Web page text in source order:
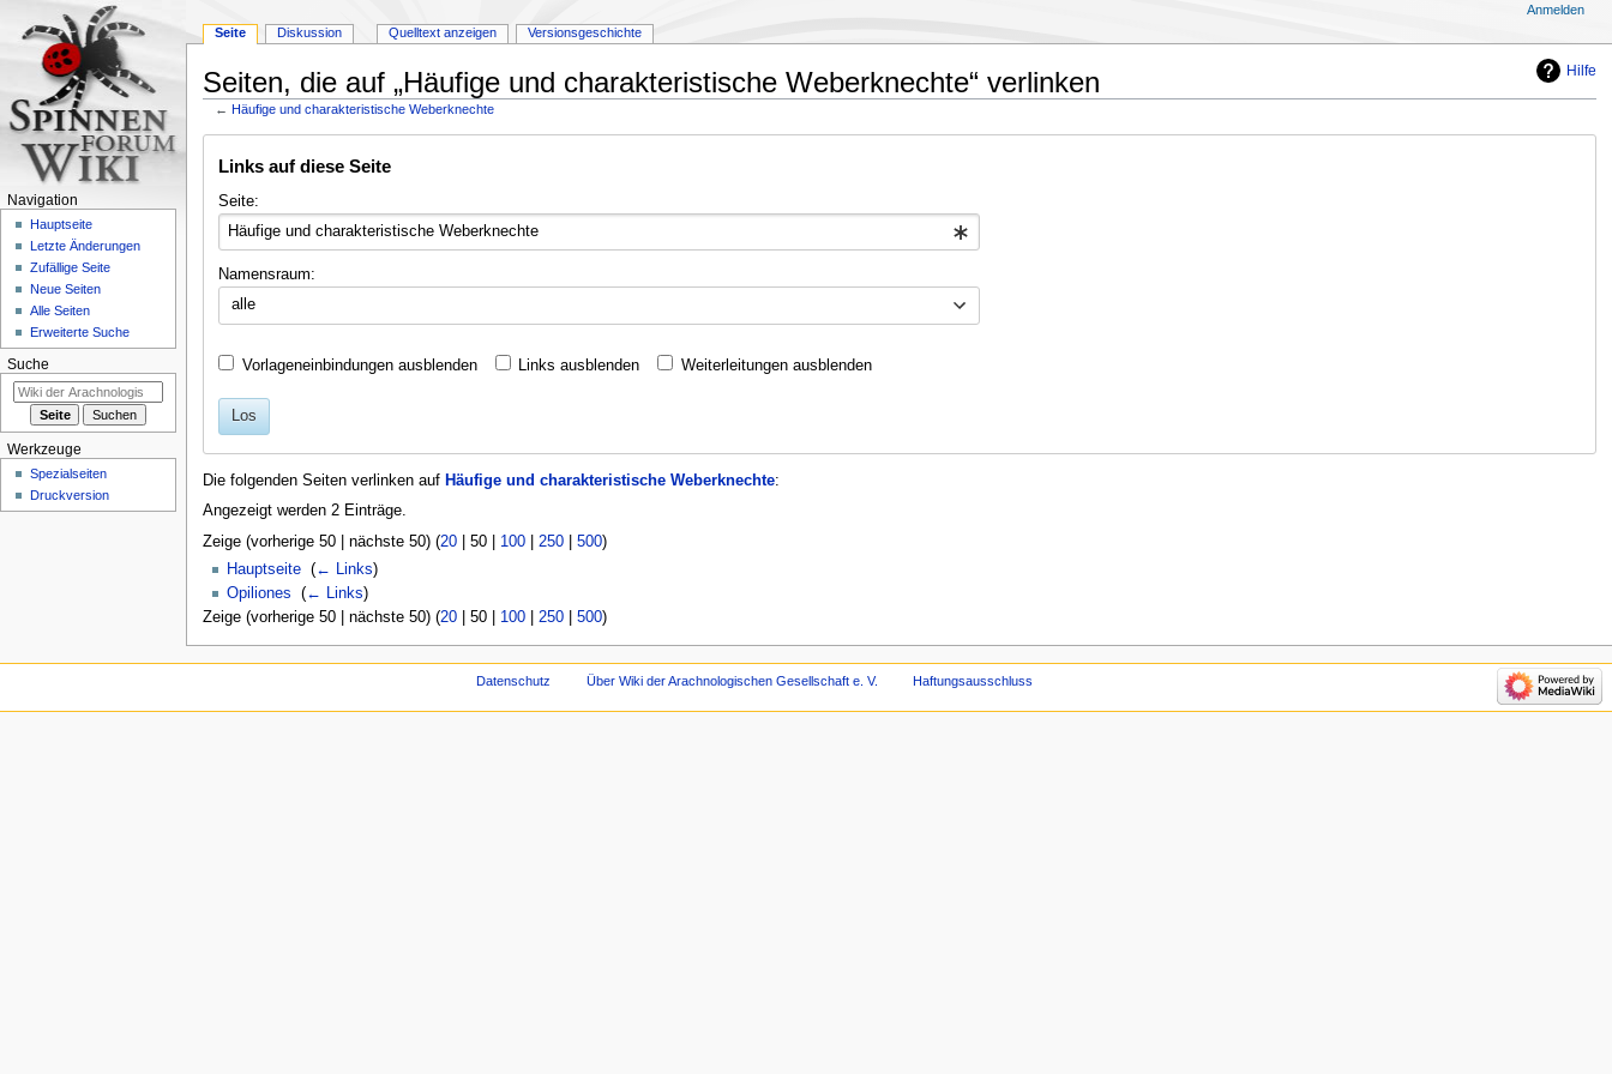
Hilfe
Seiten, die auf „Häufige und charakteristische Weberknechte“ verlinken
← Häufige und charakteristische Weberknechte
Navigation
Suche
Links auf diese Seite
Seite:
Namensraum:
alle
Vorlageneinbindungen ausblenden Links ausblenden Weiterleitungen ausblenden
Los
Die folgenden Seiten verlinken auf Häufige und charakteristische Weberknechte:
Angezeigt werden 2 Einträge.
Zeige (vorherige 50| nächste 50) (20| 50| 100| 250| 500)
Hauptseite‎ (← Links)
Opiliones
(← Links)
Zeige (vorherige 50| nächste 50) (20| 50| 100| 250| 500)
Seite Diskussion Quelltext anzeigen Versionsgeschichte
Anmelden
Navigation
Hauptseite
Letzte Änderungen
Zufällige Seite
Neue Seiten
Alle Seiten
Erweiterte Suche
Suche
Werkzeuge
Spezialseiten
Druckversion
Datenschutz Über Wiki der Arachnologischen Gesellschaft e. V. Haftungsausschluss